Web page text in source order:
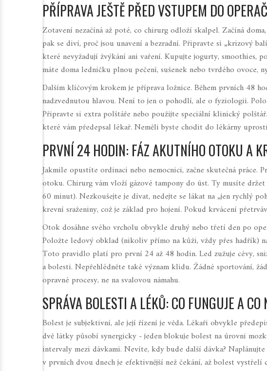
PŘÍPRAVA JEŠTĚ PŘED VSTUPEM DO
Zotavení nezačíná až poté, co chirurg odloží skalpel. Začíná
pak se diví, proč jsou unavení a bezradní. Připravte si „krizový
které nevyžadují žvýkání ani vaření. Kupujte jogurty, smoothies,
máte doma ledničku plnou pečení, sušenek nebo tvrdého ovoce,
Dalším klíčovým krokem je příprava ložnice. Během prvních 48
nadzvednutou hlavou. Není to jen o pohodlí, ale o fyziologii.
Připravte si extra polštáře nebo použijte speciální klinický
které vám předepsal lékař. Neměli byste chodit do lékárny
PRVNÍ 24 HODIN: FÁZ AKUTNÍHO OTOKU A
Jakmile opustíte ordinaci nebo nemocnici, začne skutečná
otoku. Chirurg vám vloží gázové tampony do úst. Ty musíte
60 minut). Nezkoušejte je dívat, nedejte se lákat na „jen rychlý
krevní sraženiny, což je základ pro hojení. Pokud krvácení
Otok dosáhne svého vrcholu obvykle druhý nebo třetí den po
Položte ledový obklad (nikoliv přímo na kůži, vždy přes hadřík)
Toto pravidlo platí pro první 24 až 48 hodin. Led zužuje cévy,
a bolesti. Nepřehlédněte také význam klidu. Žádné sportování,
opravné procesy, ne na svalovou námahu.
SPRÁVA BOLESTI A LÉKŮ: CO FUNGUJE A CO
Bolest je subjektivní, ale její řízení je věda. Lékaři obvykle
dvě látky působí synergicky - jeden blokuje bolest na úrovni
intervaly mezi dávkami. Nevíte, kdy bude další dávka?
v prvních dvou dnech je efektivnější než čekání, až bolest vystřelí